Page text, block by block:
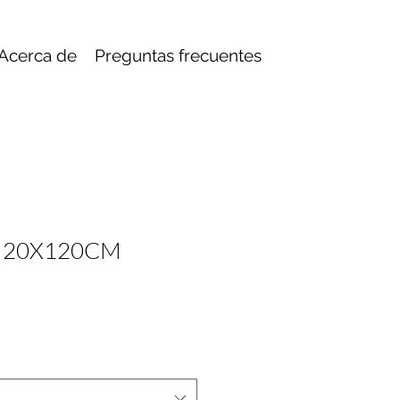
de Preguntas frecuentes
20X120CM